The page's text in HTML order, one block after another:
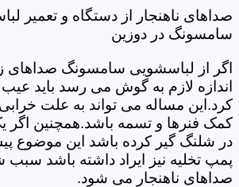
صداهای ناهنجار از دستگاه و تعمیر
سامسونگ در دوزین
اگر از لباسشویی سامسونگ صداهای
اندازه لازم به گوش می رسد باید عیب
کرد.این مساله می تواند به علت
کمک فنرها و تسمه باشد.همچنین
در شلنگ گیر کرده باشد این موضوع
پمپ تخلیه نیز ایراد داشته باشد
صداهای ناهنجار می شود.